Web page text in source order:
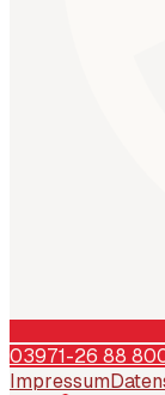
03971-26 88
Impressum